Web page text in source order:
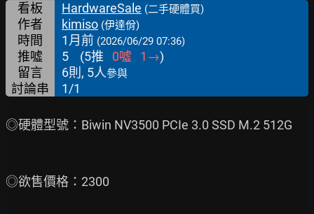
看板 HardwareSale (二手硬體買)
作者 kimiso (伊達佾)
時間 1月前 (2026/06/29 07:36)
推噓 5 (5推 0噓 1 →)
留言
6則, 5人參與
討論串 1/1
◎硬體型號：Biwin NV3500 PCIe 3.0 SSD M.2 512G
◎欲售價格：2300